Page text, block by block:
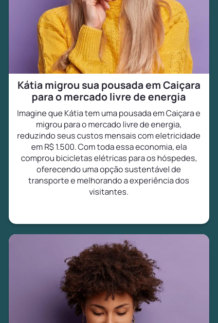
Kátia migrou sua pousada em Caiçara
para o mercado livre de energia
Imagine que Kátia tem uma pousada em Caiçara e
migrou para o mercado livre de energia,
reduzindo seus custos mensais com eletricidade
em R$ 1.500. Com toda essa economia, ela
comprou bicicletas elétricas para os hóspedes,
oferecendo uma opção sustentável de
transporte e melhorando a experiência dos
visitantes.